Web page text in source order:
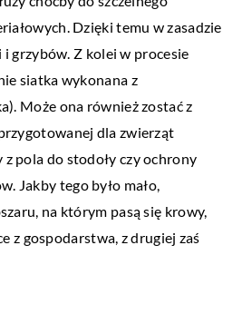
Dzięki temu w zasadzie
grzybów. Z kolei w procesie
siatka wykonana z
Może ona również zostać z
dla zwierząt
pola do stodoły czy ochrony
Jakby tego było mało,
na którym pasą się krowy,
z gospodarstwa, z drugiej zaś